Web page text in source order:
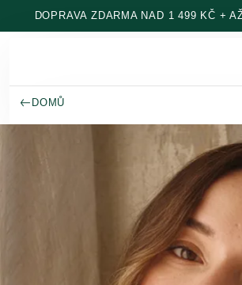
Přeskočit na hlavní obsah
DOPRAVA ZDARMA NAD 1 499 KČ +
DOMŮ